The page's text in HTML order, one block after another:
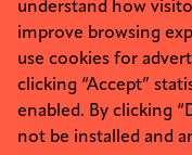
understand how
improve browsing
use cookies for
clicking “Accept”
enabled. By clicking
not be installed and